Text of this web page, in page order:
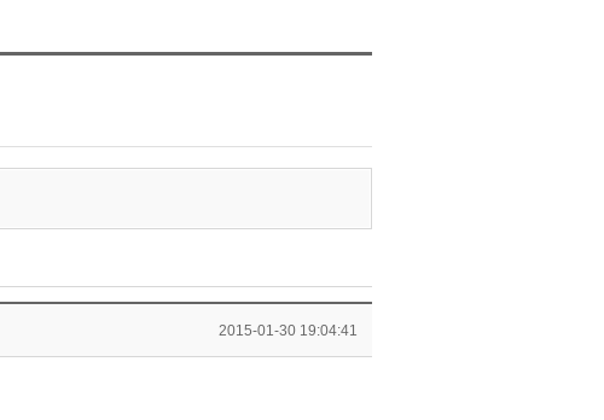
2015-01-30 19:04:41